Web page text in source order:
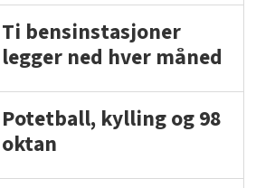
Ti bensinstasjoner
legger ned hver måned
Potetball, kylling og 98
oktan